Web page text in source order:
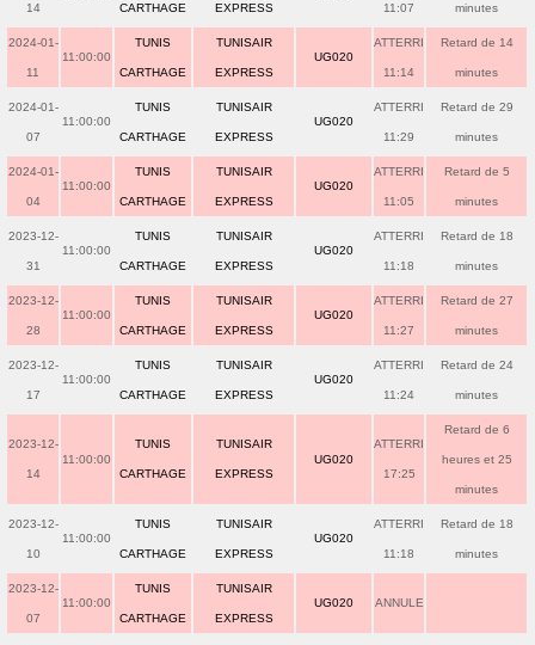
14 CARTHAGE EXPRESS 11:07 minutes
2024-01-
11
11:00:00
TUNIS
CARTHAGE
TUNISAIR
EXPRESS
UG020
ATTERRI
11:14
Retard de 14
minutes
2024-01-
07
11:00:00
TUNIS
CARTHAGE
TUNISAIR
EXPRESS
UG020
ATTERRI
11:29
Retard de 29
minutes
2024-01-
04
11:00:00
TUNIS
CARTHAGE
TUNISAIR
EXPRESS
UG020
ATTERRI
11:05
Retard de 5
minutes
2023-12-
31
11:00:00
TUNIS
CARTHAGE
TUNISAIR
EXPRESS
UG020
ATTERRI
11:18
Retard de 18
minutes
2023-12-
28
11:00:00
TUNIS
CARTHAGE
TUNISAIR
EXPRESS
UG020
ATTERRI
11:27
Retard de 27
minutes
2023-12-
17
11:00:00
TUNIS
CARTHAGE
TUNISAIR
EXPRESS
UG020
ATTERRI
11:24
Retard de 24
minutes
2023-12-
14
11:00:00
TUNIS
CARTHAGE
TUNISAIR
EXPRESS
UG020
ATTERRI
17:25
Retard de 6
heures et 25
minutes
2023-12-
10
11:00:00
TUNIS
CARTHAGE
TUNISAIR
EXPRESS
UG020
ATTERRI
11:18
Retard de 18
minutes
2023-12-
07
11:00:00
TUNIS
CARTHAGE
TUNISAIR
EXPRESS
UG020 ANNULE